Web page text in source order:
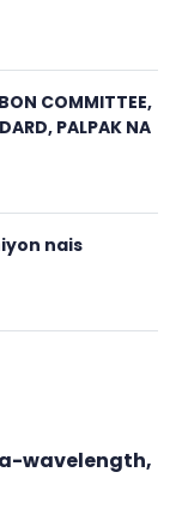
wavelength,
COMMITTEE,
PALPAK NA
nais